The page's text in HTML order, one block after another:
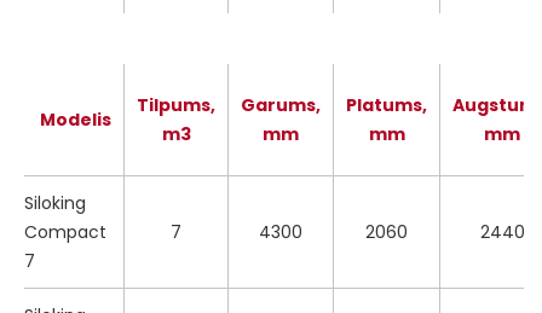
Modelis
Tilpums,
m3
Garums,
mm
Platums,
mm
mm
Siloking
Compact
7
7 4300 2060 2440